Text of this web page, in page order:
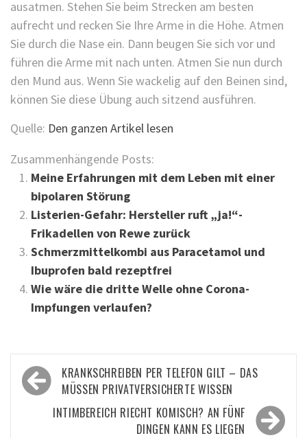
ausatmen. Stehen Sie beim Strecken am besten
aufrecht und recken Sie Ihre Arme in die Höhe. Atmen
Sie durch die Nase ein. Dann beugen Sie sich vor und
führen die Arme mit nach unten. Atmen Sie nun durch
den Mund aus. Wenn Sie wackelig auf den Beinen sind,
können Sie diese Übung auch sitzend ausführen.
Quelle: Den ganzen Artikel lesen
Zusammenhängende Posts:
Meine Erfahrungen mit dem Leben mit einer
bipolaren Störung
Listerien-Gefahr: Hersteller ruft „ja!“-
Frikadellen von Rewe zurück
Schmerzmittelkombi aus Paracetamol und
Ibuprofen bald rezeptfrei
Wie wäre die dritte Welle ohne Corona-
Impfungen verlaufen?
Beitragsnavigation
KRANKSCHREIBEN PER TELEFON GILT – DAS
MÜSSEN PRIVATVERSICHERTE WISSEN
INTIMBEREICH RIECHT KOMISCH? AN FÜNF
DINGEN KANN ES LIEGEN